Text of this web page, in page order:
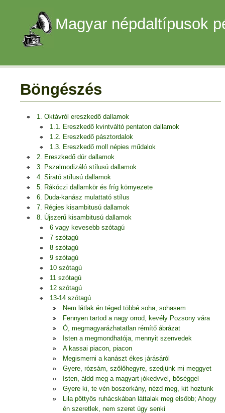
Magyar népdaltípusok
Böngészés
1. Oktávról ereszkedő dallamok
1.1. Ereszkedő kvintváltó pentaton dallamok
1.2. Ereszkedő pásztordalok
1.3. Ereszkedő moll népies műdalok
2. Ereszkedő dúr dallamok
3. Pszalmodizáló stílusú dallamok
4. Sirató stílusú dallamok
5. Rákóczi dallamkör és fríg környezete
6. Duda-kanász mulattató stílus
7. Régies kisambitusú dallamok
8. Újszerű kisambitusú dallamok
6 vagy kevesebb szótagú
7 szótagú
8 szótagú
9 szótagú
10 szótagú
11 szótagú
12 szótagú
13-14 szótagú
Nem látlak én téged többé soha, sohasem
Fennyen tartod a nagy orrod, kevély Pozsony vára
Ó, megmagyarázhatatlan rémítő ábrázat
Isten a megmondhatója, mennyit szenvedek
A kassai piacon, piacon
Megismerni a kanászt ékes járásáról
Gyere, rózsám, szőlőhegyre, szedjünk mi meggyet
Isten, áldd meg a magyart jókedvvel, bőséggel
Gyere ki, te vén boszorkány, nézd meg, kit hoztunk
Lila pöttyös ruhácskában láttalak meg elsőbb; Ahogy
én szeretlek, nem szeret úgy senki